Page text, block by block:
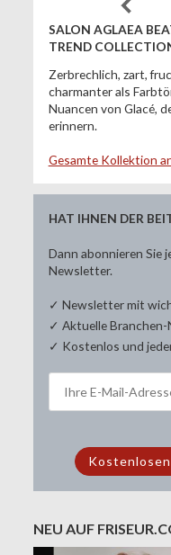
SALON AGLAEA
TREND
Zerbrechlich, zart,
charmanter als
Nuancen von Glacé,
erinnern.
Gesamte Kollektion
HAT IHNEN DER
Dann abonnieren Sie
Newsletter.
✓ Newsletter mit
✓ Aktuelle
✓ Kostenlos und
NEU AUF